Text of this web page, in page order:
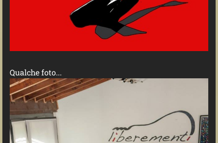
Qualche foto...